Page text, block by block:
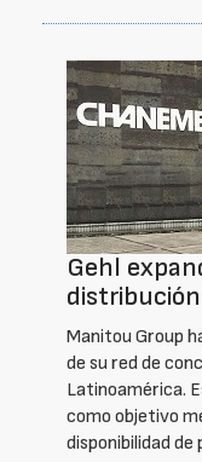
Gehl
Manitou Group
de su red de
Latinoamérica.
como objetivo
disponibilidad